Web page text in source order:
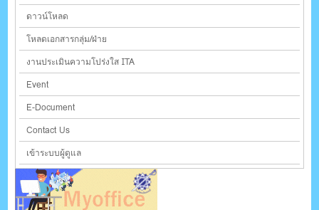
ดาวน์โหลด
โหลดเอกสารกลุ่ม/ฝ่าย
งานประเมินความโปร่งใส ITA
Event
E-Document
Contact Us
เข้าระบบผู้ดูแล